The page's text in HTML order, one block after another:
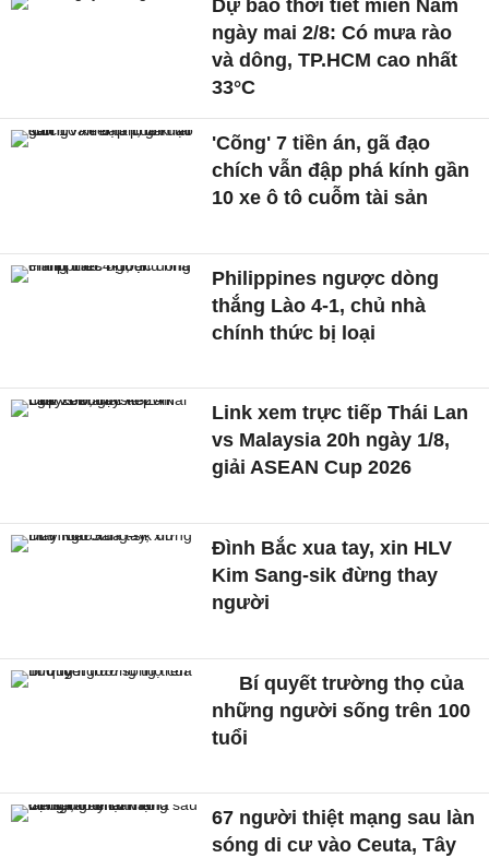
Dự báo thời tiết miền Nam
ngày mai 2/8: Có mưa rào
và dông, TP.HCM cao nhất
33°C
'Cõng' 7 tiền án, gã đạo
chích vẫn đập phá kính gần
10 xe ô tô cuỗm tài sản
Philippines ngược dòng
thắng Lào 4-1, chủ nhà
chính thức bị loại
Link xem trực tiếp Thái Lan
vs Malaysia 20h ngày 1/8,
giải ASEAN Cup 2026
Đình Bắc xua tay, xin HLV
Kim Sang-sik đừng thay
người
Bí quyết trường thọ của
những người sống trên 100
tuổi
67 người thiệt mạng sau làn
sóng di cư vào Ceuta, Tây